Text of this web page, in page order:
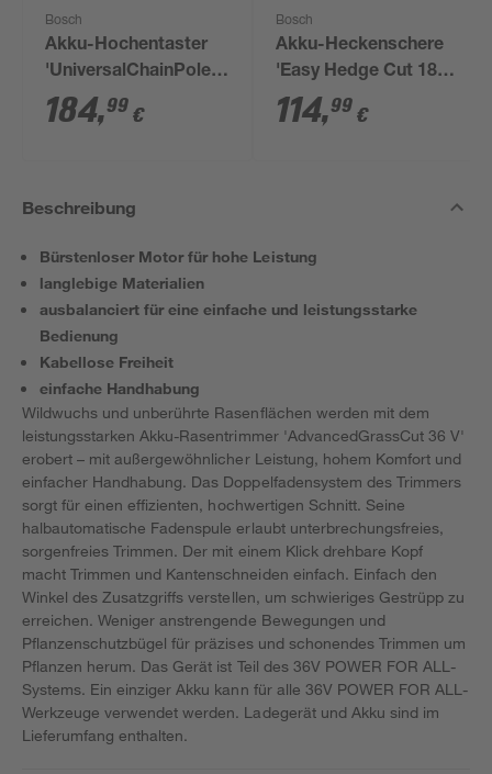
Bosch
Akku-Hochentaster
'UniversalChainPole
18' mit Akku
184,99 €
Bosch
Akku-Heckenschere
'Easy Hedge Cut 18-
45 Set' 45 cm 18 V mit
Akku und Ladegerät
114,99 €
Beschreibung
Bürstenloser Motor für hohe Leistung
langlebige Materialien
ausbalanciert für eine einfache und leistungsstarke
Bedienung
Kabellose Freiheit
einfache Handhabung
Wildwuchs und unberührte Rasenflächen werden mit dem
leistungsstarken Akku-Rasentrimmer 'AdvancedGrassCut 36 V'
erobert – mit außergewöhnlicher Leistung, hohem Komfort und
einfacher Handhabung. Das Doppelfadensystem des Trimmers
sorgt für einen effizienten, hochwertigen Schnitt. Seine
halbautomatische Fadenspule erlaubt unterbrechungsfreies,
sorgenfreies Trimmen. Der mit einem Klick drehbare Kopf
macht Trimmen und Kantenschneiden einfach. Einfach den
Winkel des Zusatzgriffs verstellen, um schwieriges Gestrüpp zu
erreichen. Weniger anstrengende Bewegungen und
Pflanzenschutzbügel für präzises und schonendes Trimmen um
Pflanzen herum. Das Gerät ist Teil des 36V POWER FOR ALL-
Systems. Ein einziger Akku kann für alle 36V POWER FOR ALL-
Werkzeuge verwendet werden. Ladegerät und Akku sind im
Lieferumfang enthalten.